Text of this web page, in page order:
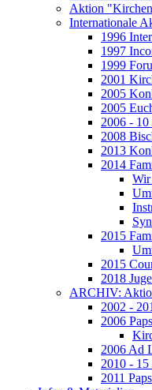
Aktion
Internationale
1996
1997
1999
2001
2005
2005
2006 - 10
2008
2013
2014
Wir
2015
2015
2018
ARCHIV:
2002 -
2006
2006 Ad
2010 -
2011